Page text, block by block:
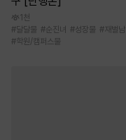
1천
#달달물 #순진녀 #성장물 # 재벌남
#학원/캠퍼스물